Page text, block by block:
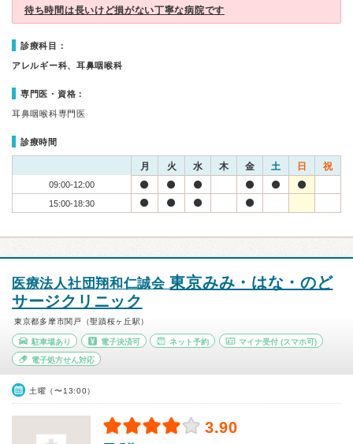
待ち時間は長いけど損がない丁寧な病院です
診療科目：
アレルギー科、耳鼻咽喉科
専門医・資格：
耳鼻咽喉科専門医
診療時間
月 火 水 木 金 土 日 祝
09:00-12:00
15:00-18:30
医療法人社団翔和仁誠会東京みみ・はな・のど
サージクリニック
東京都多摩市関戸（聖蹟桜ヶ丘駅）
駐車場あり 電子決済可 ネット予約 マイナ受付 (スマホ可)
電子処方せん対応
土曜（〜13:00）
3.90